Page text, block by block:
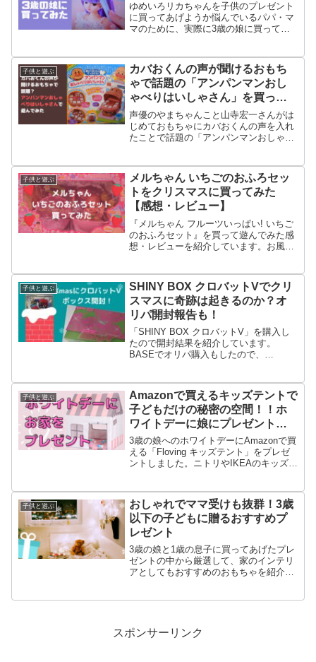
ゆめいろリカちゃんを子供のプレゼント
に買ってあげようか悩んでいるパパ・マ
マのために、実際に3歳の娘に買って遊
レビューしてますので、購入前の参考に
してみてください。
子供と遊ぶ
カバおくんの声が聞けるおもち
ゃで話題の「アンパンマンおし
ゃべりはいしゃさん」を買って
みた【感想・レビュー】
声優のやまちゃんこと山寺宏一さんがは
じめておもちゃにカバおくんの声を入れ
たことで話題の「アンパンマンおしゃべ
く歯磨き遊びができるおもちゃでした。
子供と遊ぶ
メルちゃん いちごのおふろセッ
トをクリスマスに買ってみた
【感想・レビュー】
『メルちゃん フルーツいっぱい! いちご
のおふろセット』を買って遊んでみた感
想・レビューを紹介しています。お風呂
出た後のお世話アイテムも豊富なので、
3歳の女の子のおもちゃとしてはおすす
めできるものになってました。
子供と遊ぶ
SHINY BOX クロバットVでクリ
スマスに奇跡は起きるのか？オ
リパ開封報告も！
「SHINY BOX クロバットV」を購入し
たので開封結果を紹介しています。
BASEでオリパ購入もしたので、
て、クリスマスにポケモンカード初心者
に軌跡が起こるのか見てみてください。
子供と遊ぶ
Amazonで買えるキッズテントで
子どもだけの秘密の空間！！ホ
ワイトデーに娘にプレゼントし
てみた。
3歳の娘へのホワイトデーにAmazonで買
える「Floving キッズテント」をプレゼ
ントしました。ニトリやIKEAのキッズテ
るのに最適でした。価格も安くておすす
めです。
子供と遊ぶ
おしゃれでママ受けも抜群！3歳
以下の子どもに贈るおすすめプ
レゼント
3歳の娘と1歳の息子に買ってあげたプレ
ゼントの中から厳選して、家のインテリ
アとしてもおすすめのおもちゃを紹介し
スポンサーリンク